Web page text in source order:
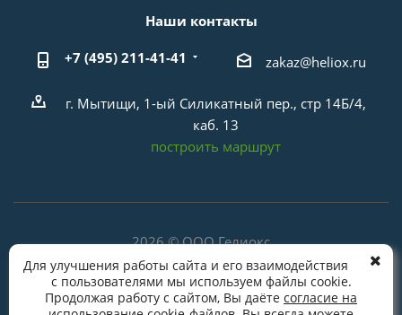
Наши контакты
+7 (495) 211-41-41 zakaz@heliox.ru
г. Мытищи, 1-ый Силикатный пер., стр 14Б/4,
каб. 13
построить маршрут
2026 © ООО Гелиокс
Политика в отношении обработки персональных
данных
Для улучшения работы сайта и его взаимодействия
с пользователями мы используем файлы cookie.
Продолжая работу с сайтом, Вы даёте согласие на